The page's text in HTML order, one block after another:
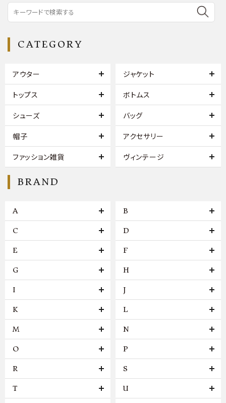
CATEGORY
アウター ジャケット
トップス ボトムス
シューズ バッグ
帽子 アクセサリー
ファッション雑貨 ヴィンテージ
BRAND
A B
C D
E F
G H
I J
K L
M N
O P
R S
T U